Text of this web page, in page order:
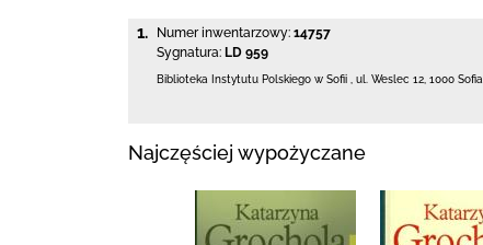
1. Numer inwentarzowy: 14757
Sygnatura: LD 959
Biblioteka Instytutu Polskiego w Sofii ul. Weslec 12 1000 Sofia
Najczęściej wypożyczane